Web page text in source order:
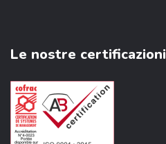
Le nostre certificazioni